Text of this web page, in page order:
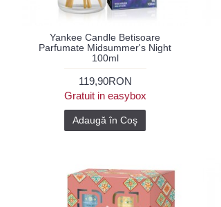
Yankee Candle Betisoare
Parfumate Midsummer's Night
100ml
119,90RON
Gratuit in easybox
Adaugă în Coş